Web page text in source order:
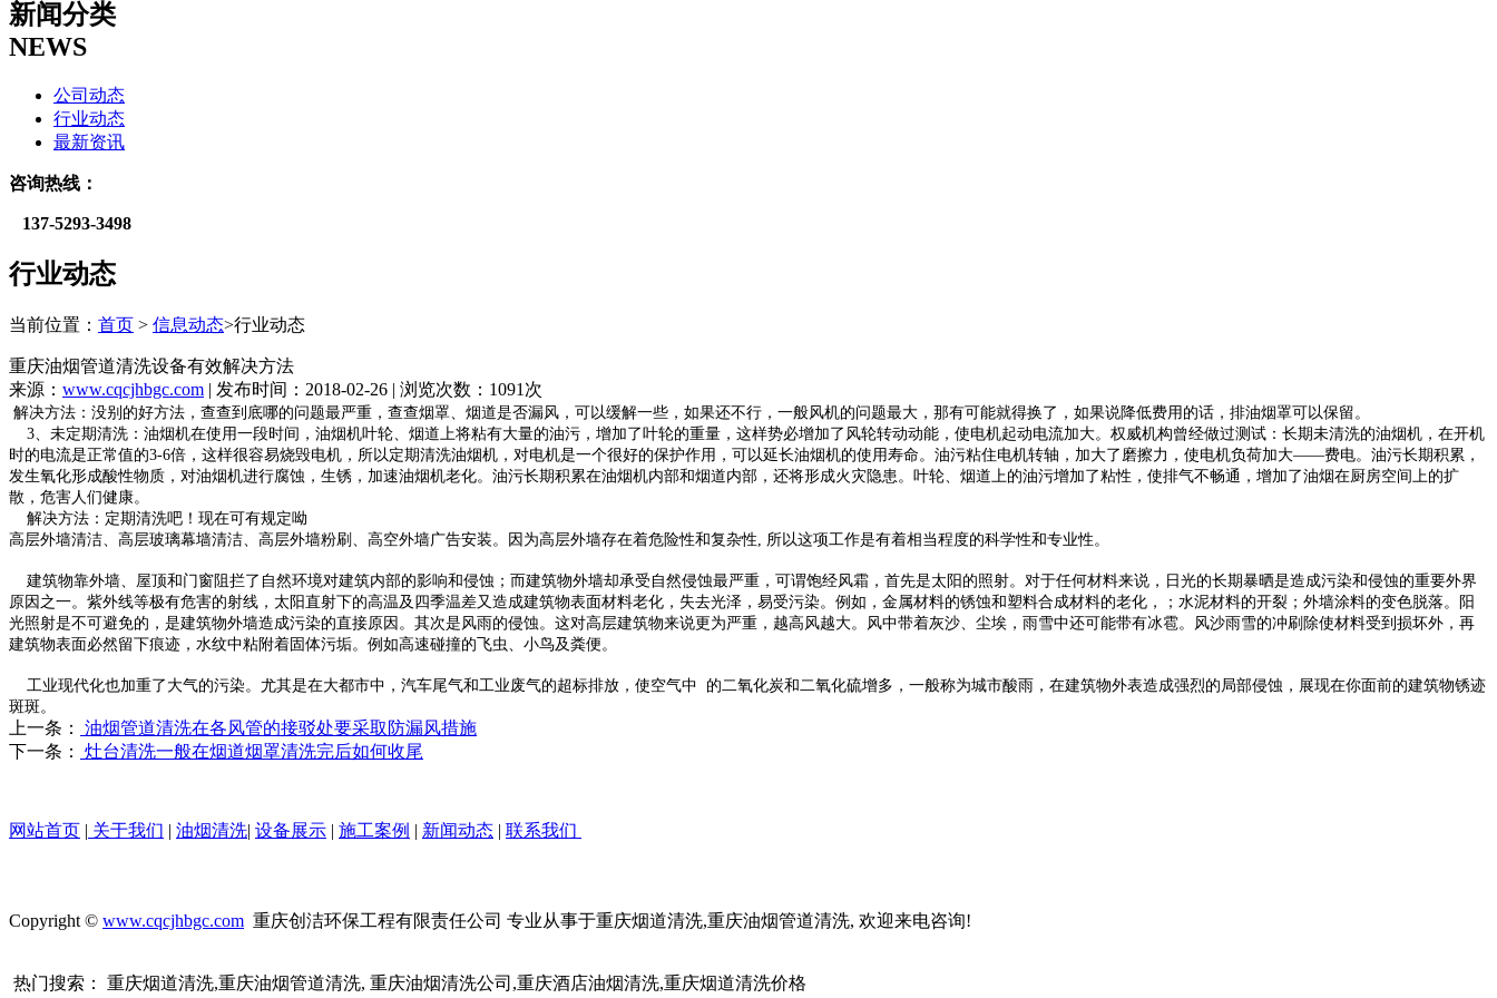
新闻分类
NEWS
公司动态
行业动态
最新资讯
咨询热线：
137-5293-3498
行业动态
当前位置： 首页 > 信息动态>行业动态
重庆油烟管道清洗设备有效解决方法
来源： www.cqcjhbgc.com | 发布时间：2018-02-26 | 浏览次数：1091次
解决方法：没别的好方法，查查到底哪的问题最严重，查查烟罩、烟道是否漏风，可以缓解一些，如果还不行，一般风机的问题最大，那有可能就得换了，如果说降低费用的话，排油烟罩可以保留。
3、未定期清洗：油烟机在使用一段时间，油烟机叶轮、烟道上将粘有大量的油污，增加了叶轮的重量，这样势必增加了风轮转动动能，使电机起动电流加大。权威机构曾经做过测试：长期未清洗的油烟机，在开机
时的电流是正常值的3-6倍，这样很容易烧毁电机，所以定期清洗油烟机，对电机是一个很好的保护作用，可以延长油烟机的使用寿命。油污粘住电机转轴，加大了磨擦力，使电机负荷加大——费电。油污长期积累，
发生氧化形成酸性物质，对油烟机进行腐蚀，生锈，加速油烟机老化。油污长期积累在油烟机内部和烟道内部，还将形成火灾隐患。叶轮、烟道上的油污增加了粘性，使排气不畅通，增加了油烟在厨房空间上的扩
散，危害人们健康。
解决方法：定期清洗吧！现在可有规定呦
高层外墙清洁、高层玻璃幕墙清洁、高层外墙粉刷、高空外墙广告安装。因为高层外墙存在着危险性和复杂性, 所以这项工作是有着相当程度的科学性和专业性。
建筑物靠外墙、屋顶和门窗阻拦了自然环境对建筑内部的影响和侵蚀；而建筑物外墙却承受自然侵蚀最严重，可谓饱经风霜，首先是太阳的照射。对于任何材料来说，日光的长期暴晒是造成污染和侵蚀的重要外界
原因之一。紫外线等极有危害的射线，太阳直射下的高温及四季温差又造成建筑物表面材料老化，失去光泽，易受污染。例如，金属材料的锈蚀和塑料合成材料的老化，；水泥材料的开裂；外墙涂料的变色脱落。阳
光照射是不可避免的，是建筑物外墙造成污染的直接原因。其次是风雨的侵蚀。这对高层建筑物来说更为严重，越高风越大。风中带着灰沙、尘埃，雨雪中还可能带有冰雹。风沙雨雪的冲刷除使材料受到损坏外，再
建筑物表面必然留下痕迹，水纹中粘附着固体污垢。例如高速碰撞的飞虫、小鸟及粪便。
工业现代化也加重了大气的污染。尤其是在大都市中，汽车尾气和工业废气的超标排放，使空气中 的二氧化炭和二氧化硫增多，一般称为城市酸雨，在建筑物外表造成强烈的局部侵蚀，展现在你面前的建筑物锈迹
斑斑。
上一条：
油烟管道清洗在各风管的接驳处要采取防漏风措施
下一条：
灶台清洗一般在烟道烟罩清洗完后如何收尾
网站首页 | 关于我们 | 油烟清洗| 设备展示 | 施工案例 | 新闻动态 | 联系我们
Copyright © www.cqcjhbgc.com 重庆创洁环保工程有限责任公司 专业从事于重庆烟道清洗,重庆油烟管道清洗, 欢迎来电咨询!
热门搜索： 重庆烟道清洗,重庆油烟管道清洗, 重庆油烟清洗公司,重庆酒店油烟清洗,重庆烟道清洗价格